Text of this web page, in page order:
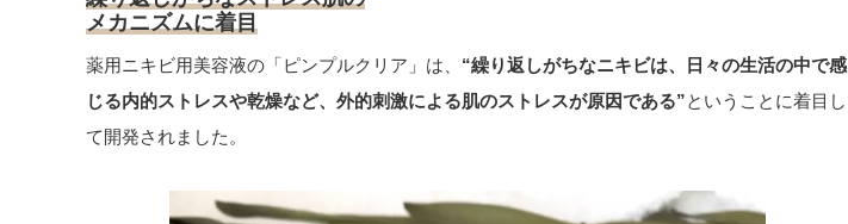
メカニズムに着目
薬用ニキビ用美容液の「ピンプルクリア」は、 “繰り返しがちなニキビは、日々の生活の中で感
じる内的ストレスや乾燥など、外的刺激による肌のストレスが原因である”ということに着目し
て開発されました。